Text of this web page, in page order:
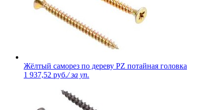
Жёлтый саморез по дереву PZ потайная головка
1 937,52 руб./ за уп.